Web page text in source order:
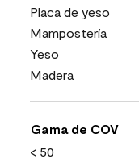
Placa de yeso
Mampostería
Yeso
Madera
Gama de COV
< 50